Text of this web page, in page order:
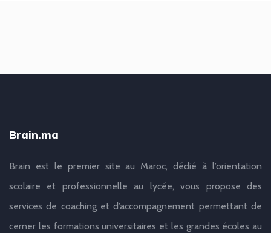
Brain.ma
Brain est le premier site au Maroc, dédié à l’orientation
scolaire et professionnelle au lycée, vous propose des
services de coaching et d’accompagnement permettant de
cerner les formations universitaires et les grandes écoles au